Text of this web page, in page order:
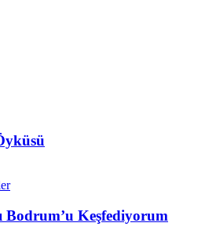
Bodrum’u Keşfediyorum